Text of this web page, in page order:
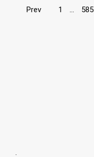
Page
Prev 1 585
.